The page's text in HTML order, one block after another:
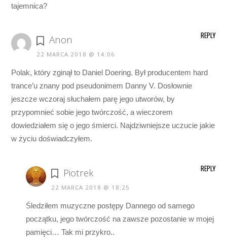
tajemnica?
Anon
22 MARCA 2018 @ 14:06
Polak, który zginął to Daniel Doering. Był producentem hard
trance’u znany pod pseudonimem Danny V. Dosłownie
jeszcze wczoraj słuchałem parę jego utworów, by
przypomnieć sobie jego twórczość, a wieczorem
dowiedziałem się o jego śmierci. Najdziwniejsze uczucie jakie
w życiu doświadczyłem.
REPLY
Piotrek
22 MARCA 2018 @ 18:25
Śledziłem muzyczne postępy Dannego od samego
początku, jego twórczość na zawsze pozostanie w mojej
pamięci… Tak mi przykro..
REPLY